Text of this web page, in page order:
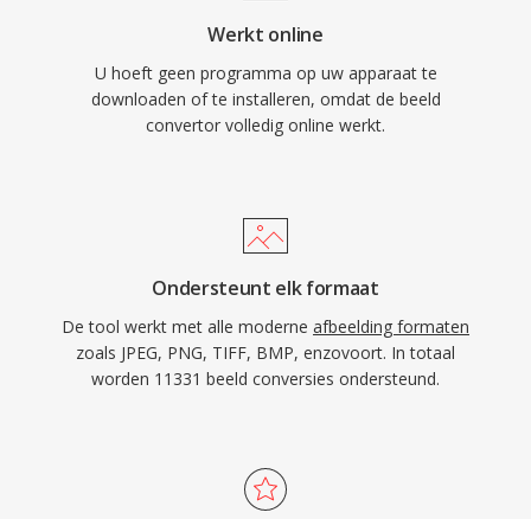
Werkt online
U hoeft geen programma op uw apparaat te
downloaden of te installeren, omdat de beeld
convertor volledig online werkt.
Ondersteunt elk formaat
De tool werkt met alle moderne afbeelding formaten
zoals JPEG, PNG, TIFF, BMP, enzovoort. In totaal
worden 11331 beeld conversies ondersteund.